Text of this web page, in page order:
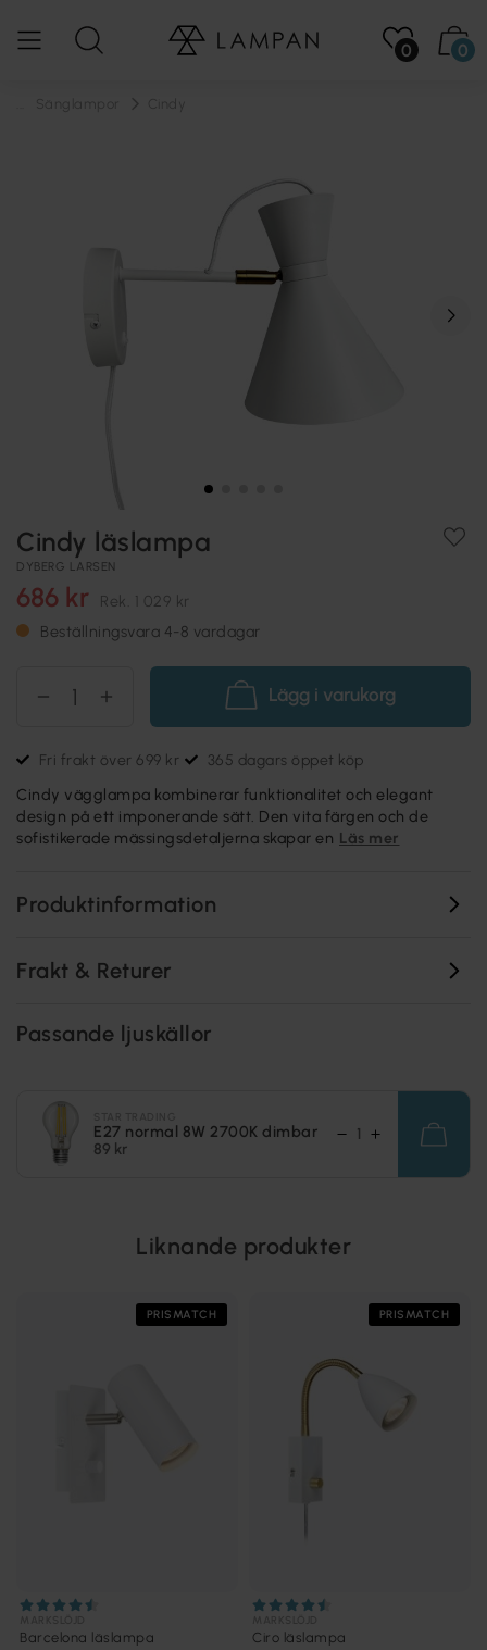
0 0
Cindy läslampa
DYBERG LARSEN
686 kr Rek. 1 029 kr
Beställningsvara 4-8 vardagar
Lägg i varukorg
Fri frakt över 699 kr 365 dagars öppet köp
Cindy vägglampa kombinerar funktionalitet och elegant
design på ett imponerande sätt. Den vita färgen och de
sofistikerade mässingsdetaljerna skapar en Läs mer
Produktinformation
Frakt & Returer
Passande ljuskällor
E27 normal 8W 2700K dimbar
89 kr
Liknande produkter
PRISMATCH
Barcelona läslampa
PRISMATCH
Ciro läslampa